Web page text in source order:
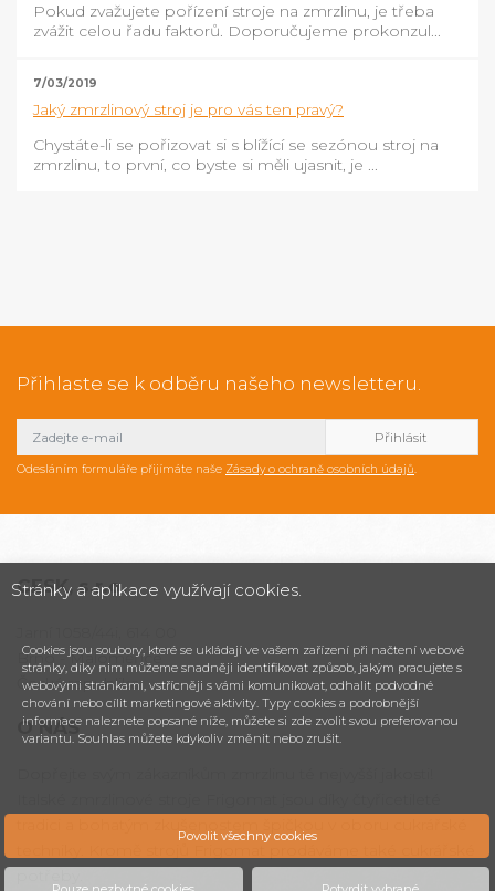
Pokud zvažujete pořízení stroje na zmrzlinu, je třeba
zvážit celou řadu faktorů. Doporučujeme prokonzul...
7/03/2019
Jaký zmrzlinový stroj je pro vás ten pravý?
Chystáte-li se pořizovat si s blížící se sezónou stroj na
zmrzlinu, to první, co byste si měli ujasnit, je ...
Přihlaste se k odběru našeho newsletteru.
Odesláním formuláře přijímáte naše Zásady o ochraně osobních údajů.
CESK,s.r.o.
Brno - Maloměřice
Česká republika
O NÁS
Stránky a aplikace využívají cookies.
Cookies jsou soubory, které se ukládají ve vašem zařízení při načtení webové
stránky, díky nim můžeme snadněji identifikovat způsob, jakým pracujete s
webovými stránkami, vstřícněji s vámi komunikovat, odhalit podvodné
chování nebo cílit marketingové aktivity. Typy cookies a podrobnější
informace naleznete popsané níže, můžete si zde zvolit svou preferovanou
variantu. Souhlas můžete kdykoliv změnit nebo zrušit.
Povolit všechny cookies